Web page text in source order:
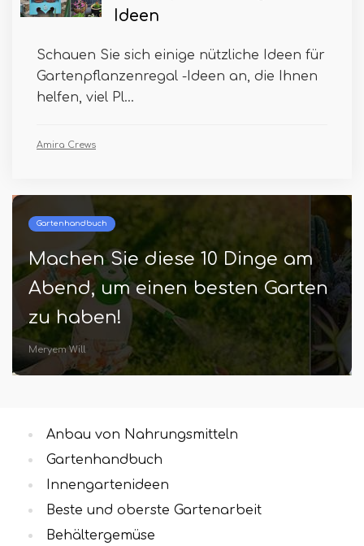
Ideen
Schauen Sie sich einige nützliche Ideen für
Gartenpflanzenregal -Ideen an, die Ihnen
helfen, viel Pl...
Amira Crews
Beste und oberste Gartenarbeit
Sehen Sie, wie Menschen auf
Instagram eine Boozeblasche in
Garden verwenden
Ellen Tschirch
Anbau von Nahrungsmitteln
Gartenhandbuch
Innengartenideen
Beste und oberste Gartenarbeit
Behältergemüse